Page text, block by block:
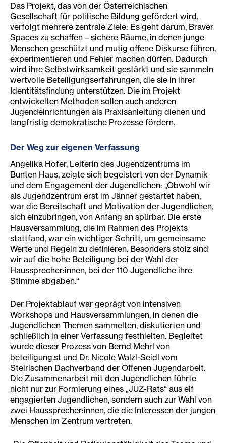
Das Projekt, das von der Österreichischen
Gesellschaft für politische Bildung gefördert wird,
verfolgt mehrere zentrale Ziele: Es geht darum, Braver
Spaces zu schaffen – sichere Räume, in denen junge
Menschen geschützt und mutig offene Diskurse führen,
experimentieren und Fehler machen dürfen. Dadurch
wird ihre Selbstwirksamkeit gestärkt und sie sammeln
wertvolle Beteiligungserfahrungen, die sie in ihrer
Identitätsfindung unterstützen. Die im Projekt
entwickelten Methoden sollen auch anderen
Jugendeinrichtungen als Praxisanleitung dienen und
langfristig demokratische Prozesse fördern.
Der Weg zur eigenen Verfassung
Angelika Hofer, Leiterin des Jugendzentrums im
Bunten Haus, zeigte sich begeistert von der Dynamik
und dem Engagement der Jugendlichen: „Obwohl wir
als Jugendzentrum erst im Jänner gestartet haben,
war die Bereitschaft und Motivation der Jugendlichen,
sich einzubringen, von Anfang an spürbar. Die erste
Hausversammlung, die im Rahmen des Projekts
stattfand, war ein wichtiger Schritt, um gemeinsame
Werte und Regeln zu definieren. Besonders stolz sind
wir auf die hohe Beteiligung bei der Wahl der
Haussprecher:innen, bei der 110 Jugendliche ihre
Stimme abgaben.“
Der Projektablauf war geprägt von intensiven
Workshops und Hausversammlungen, in denen die
Jugendlichen Themen sammelten, diskutierten und
schließlich in einer Verfassung festhielten. Begleitet
wurde dieser Prozess von Bernd Mehrl von
beteiligung.st und Dr. Nicole Walzl-Seidl vom
Steirischen Dachverband der Offenen Jugendarbeit.
Die Zusammenarbeit mit den Jugendlichen führte
nicht nur zur Formierung eines „JUZ-Rats“ aus elf
engagierten Jugendlichen, sondern auch zur Wahl von
zwei Haussprecher:innen, die die Interessen der jungen
Menschen im Zentrum vertreten.